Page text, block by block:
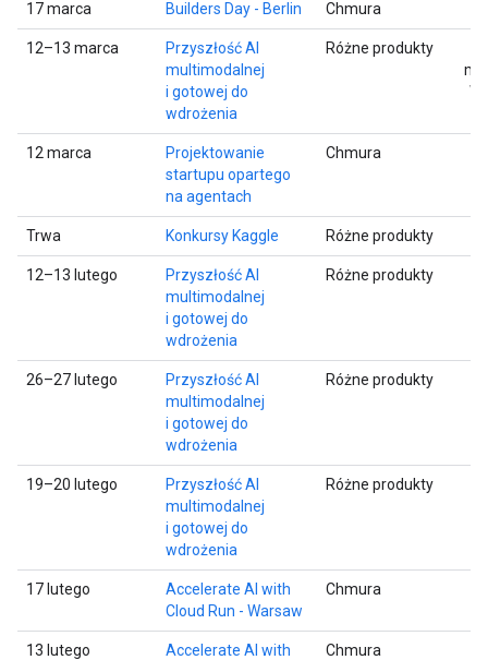
17 marca Builders Day - Berlin Chmura
12–13 marca
Przyszłość AI
multimodalnej
i gotowej do
wdrożenia
Różne produkty
12 marca
Projektowanie
startupu opartego
na agentach
Chmura
Trwa Konkursy Kaggle Różne produkty
12–13 lutego
Przyszłość AI
multimodalnej
i gotowej do
wdrożenia
Różne produkty
26–27 lutego
Przyszłość AI
multimodalnej
i gotowej do
wdrożenia
Różne produkty
19–20 lutego
Przyszłość AI
multimodalnej
i gotowej do
wdrożenia
Różne produkty
17 lutego
Accelerate AI with
Cloud Run - Warsaw
Chmura
13 lutego
Accelerate AI with
Chmura